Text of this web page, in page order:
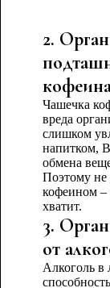
2.
Чашечка
вреда
слишком
напитком,
обмена
Поэтому не
кофеином –
хватит.
3.
от
Алкоголь